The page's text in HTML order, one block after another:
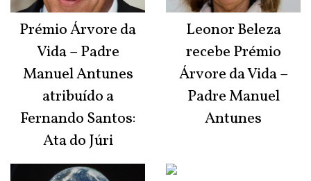
Prémio Árvore da
Vida – Padre
Manuel Antunes
atribuído a
Fernando Santos:
Ata do Júri
Leonor Beleza
recebe Prémio
Árvore da Vida –
Padre Manuel
Antunes